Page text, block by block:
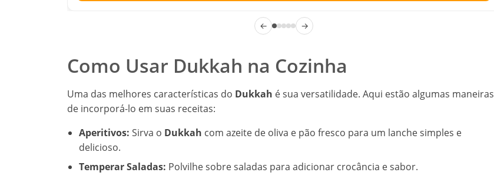
← →
Como Usar Dukkah na Cozinha
Uma das melhores características do Dukkah é sua versatilidade. Aqui estão algumas maneiras
de incorporá-lo em suas receitas:
Aperitivos: Sirva o Dukkah com azeite de oliva e pão fresco para um lanche simples e
delicioso.
Temperar Saladas: Polvilhe sobre saladas para adicionar crocância e sabor.